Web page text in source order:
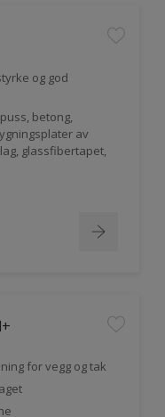
og god
betong,
av
glassfibertapet,
for vegg og tak